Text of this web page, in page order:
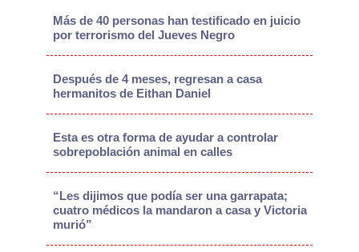
Más de 40 personas han testificado en juicio
por terrorismo del Jueves Negro
Después de 4 meses, regresan a casa
hermanitos de Eithan Daniel
Esta es otra forma de ayudar a controlar
sobrepoblación animal en calles
“Les dijimos que podía ser una garrapata;
cuatro médicos la mandaron a casa y Victoria
murió”